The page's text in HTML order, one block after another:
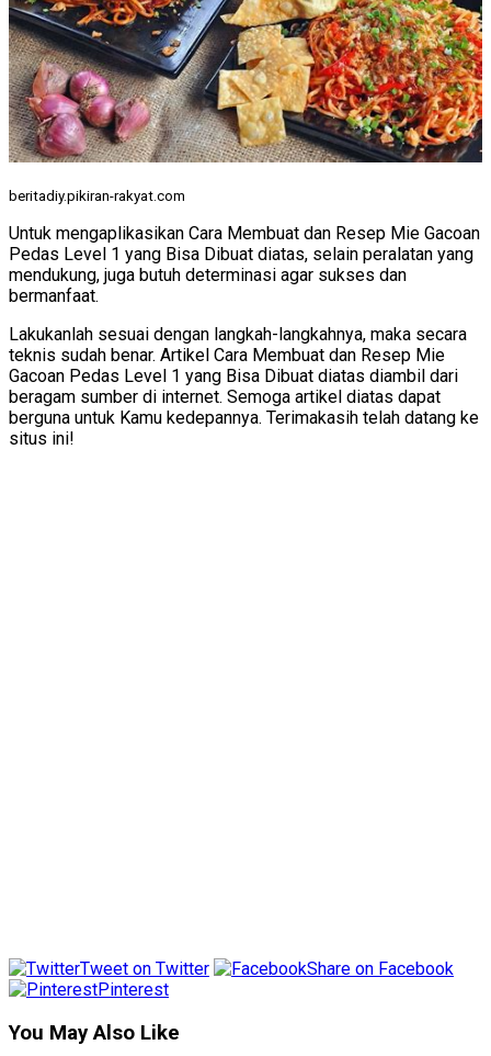
beritadiy.pikiran-rakyat.com
Untuk mengaplikasikan Cara Membuat dan Resep Mie Gacoan
Pedas Level 1 yang Bisa Dibuat diatas, selain peralatan yang
mendukung, juga butuh determinasi agar sukses dan
bermanfaat.
Lakukanlah sesuai dengan langkah-langkahnya, maka secara
teknis sudah benar. Artikel Cara Membuat dan Resep Mie
Gacoan Pedas Level 1 yang Bisa Dibuat diatas diambil dari
beragam sumber di internet. Semoga artikel diatas dapat
berguna untuk Kamu kedepannya. Terimakasih telah datang ke
situs ini!
Tweet on Twitter
Share on Facebook
Pinterest
You May Also Like